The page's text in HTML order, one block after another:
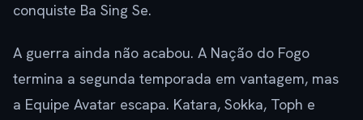
conquiste Ba Sing Se.
A guerra ainda não acabou. A Nação do Fogo
termina a segunda temporada em vantagem, mas
a Equipe Avatar escapa. Katara, Sokka, Toph e